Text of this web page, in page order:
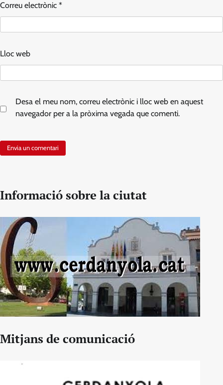
Correu electrònic *
Lloc web
Desa el meu nom, correu electrònic i lloc web en aquest
navegador per a la pròxima vegada que comenti.
Informació sobre la ciutat
Mitjans de comunicació